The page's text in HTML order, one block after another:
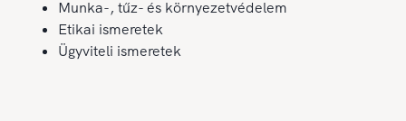
Munka-, tűz- és környezetvédelem
Etikai ismeretek
Ügyviteli ismeretek